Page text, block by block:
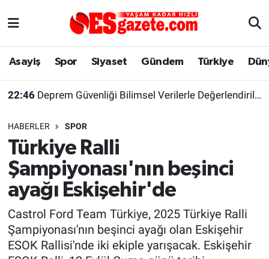
Asayiş Spor Siyaset Gündem Türkiye
22:46 Deprem Güvenliği Bilimsel Verilerle Değerlendirilmeli
HABERLER SPOR
Türkiye Ralli
Şampiyonası'nın beşinci
ayağı Eskişehir'de
Castrol Ford Team Türkiye, 2025 Türkiye Ralli
Şampiyonası'nın beşinci ayağı olan Eskişehir
ESOK Rallisi'nde iki ekiple yarışacak. Eskişehir
Asayiş
Gündem
Türkiye
Dünya
Sağlık
Yaşam
Eskişehirspor Arşivi
Eskişehir Arşivi
Röportaj
Ekonomi
Eskişehir Nöbetçi Eczaneler
Süper Lig Puan Durumu ve Fikstür
Tüm Manşetler
Son Dakika Haberleri
Haber Arşivi